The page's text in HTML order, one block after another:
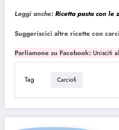
Leggi anche: Ricetta pasta con le
Suggeriscici altre ricette con
Parliamone su Facebook: Unisciti
Tag Carciofi